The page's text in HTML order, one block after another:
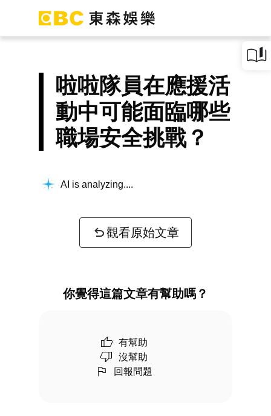
啦啦隊員在應援活
動中可能面臨哪些
職場安全挑戰？
AI is analyzing...
觀看原始文章
你覺得這篇文章有幫助嗎？
有幫助
沒幫助
回報問題